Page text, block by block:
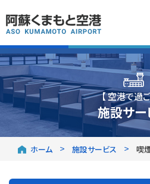
【 空港で過
施設サー
ホーム 施設サービス 喫